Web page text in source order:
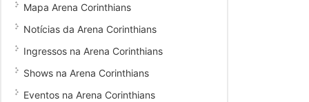
Mapa Arena Corinthians
Notícias da Arena Corinthians
Ingressos na Arena Corinthians
Shows na Arena Corinthians
Eventos na Arena Corinthians